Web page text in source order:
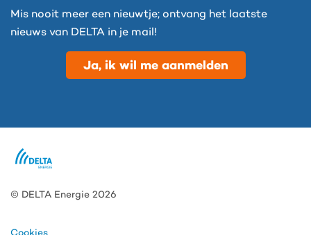
Mis nooit meer een nieuwtje; ontvang het laatste
nieuws van DELTA in je mail!
Ja, ik wil me aanmelden
© DELTA Energie 2026
Cookies